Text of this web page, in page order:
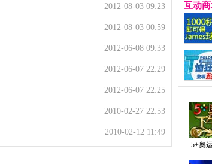
2012-08-03 09:23
2012-08-03 00:59
2012-06-08 09:33
2012-06-07 22:29
2012-06-07 22:25
2010-02-27 22:53
2010-02-12 11:49
互动
5+奥